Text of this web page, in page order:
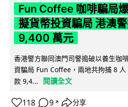
Fun Coffee 咖啡騙局
擬貨幣投資騙局 港澳
9,400 萬元
香港警方聯同澳門司警搗破以養生咖
資騙局 Fun Coffee，兩地共拘捕 8
款 9,4...
閱讀全文
118 9 ↗ 分享